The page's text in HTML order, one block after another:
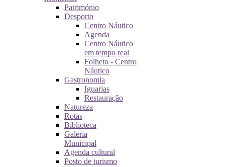
Património
Desporto
Centro Náutico
Agenda
Centro Náutico
em tempo real
Folheto - Centro
Náutico
Gastronomia
Iguarias
Restauração
Natureza
Rotas
Biblioteca
Galeria
Municipal
Agenda cultural
Posto de turismo